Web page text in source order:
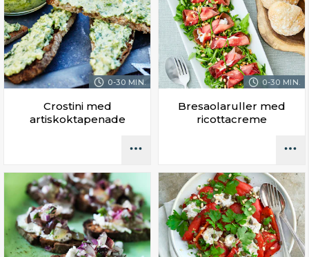
0-30 MIN.
Crostini med
artiskoktapenade
0-30 MIN.
Bresaolaruller med
ricottacreme